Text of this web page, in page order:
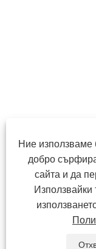
Ние използваме
добро
сайта и да
Използвайки